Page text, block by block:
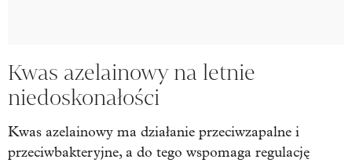
Kwas azelainowy na letnie
niedoskonałości
Kwas azelainowy ma działanie przeciwzapalne i
przeciwbakteryjne, a do tego wspomaga regulację